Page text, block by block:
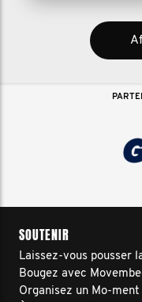
SOUTENIR
Laissez-vous pousser
Bougez avec
Organisez un Mo-ment